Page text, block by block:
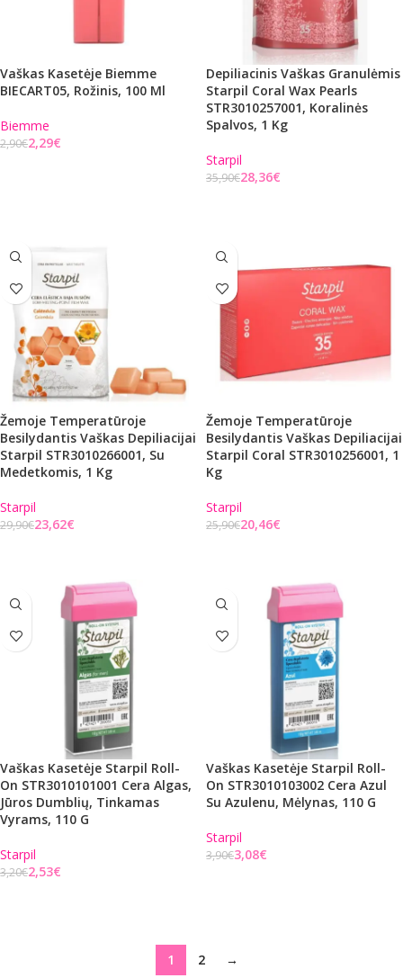
Vaškas Kasetėje Biemme
BIECART05, Rožinis, 100 Ml
Biemme
2,90€2,29€
Depiliacinis Vaškas Granulėmis
Starpil Coral Wax Pearls
STR3010257001, Koralinės
Spalvos, 1 Kg
Starpil
35,90€28,36€
Žemoje Temperatūroje
Besilydantis Vaškas Depiliacijai
Starpil STR3010266001, Su
Medetkomis, 1 Kg
Starpil
29,90€23,62€
Žemoje Temperatūroje
Besilydantis Vaškas Depiliacijai
Starpil Coral STR3010256001, 1
Kg
Starpil
25,90€20,46€
Vaškas Kasetėje Starpil Roll-
On STR3010101001 Cera Algas,
Jūros Dumblių, Tinkamas
Vyrams, 110 G
Starpil
3,20€2,53€
Vaškas Kasetėje Starpil Roll-
On STR3010103002 Cera Azul
Su Azulenu, Mėlynas, 110 G
Starpil
3,90€3,08€
1 2 →